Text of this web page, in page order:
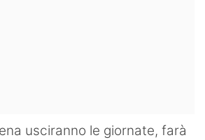
usciranno le giornate, farà